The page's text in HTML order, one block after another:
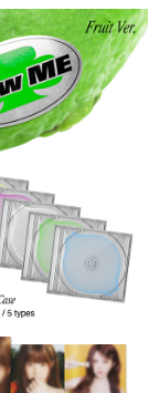
後付」服務完成之交
相關給付款項請求債
同意方可使用
本公司不負相關責
戶狀況，依本公司即
本公司將視審查結果
現惡意使用之情形，
採取法律行動。
查看運費
查看運費